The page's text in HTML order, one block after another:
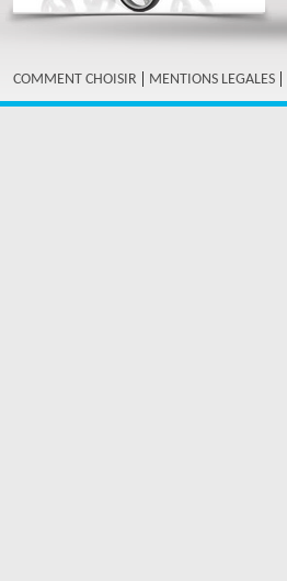
COMMENT CHOISIR | MENTIONS LEGALES |